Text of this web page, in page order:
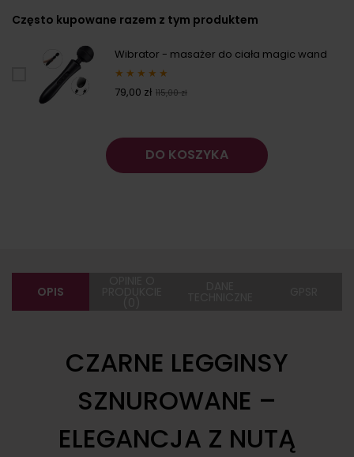
Często kupowane razem z tym produktem
Wibrator - masażer do ciała magic wand
★ ★ ★ ★ ★
79,00 zł 115,00 zł
DO KOSZYKA
OPIS
CZARNE LEGGINSY
SZNUROWANE –
ELEGANCJA Z NUTĄ